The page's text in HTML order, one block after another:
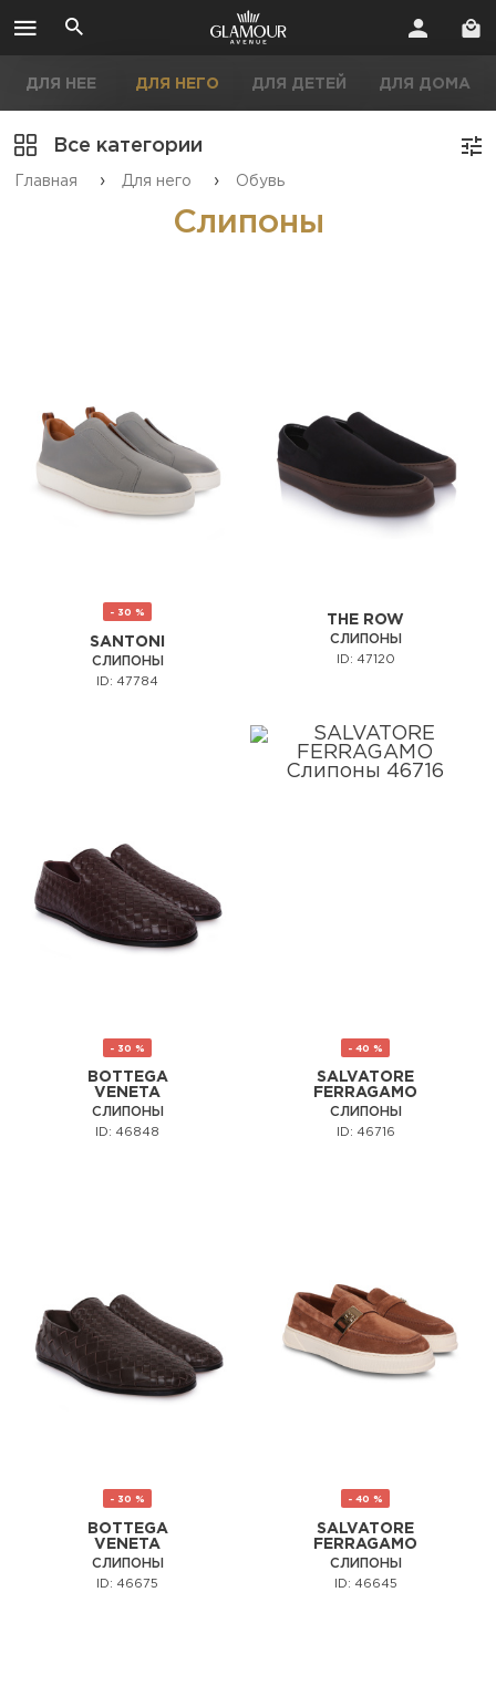
ДЛЯ НЕЕ ДЛЯ НЕГО ДЛЯ ДЕТЕЙ ДЛЯ ДОМА
Все категории
Главная › Для него › Обувь
Слипоны
- 30 %
SANTONI
СЛИПОНЫ
ID: 47784
THE ROW
СЛИПОНЫ
ID: 47120
- 30 %
BOTTEGA
VENETA
СЛИПОНЫ
ID: 46848
- 40 %
SALVATORE
FERRAGAMO
СЛИПОНЫ
ID: 46716
- 30 %
BOTTEGA
VENETA
СЛИПОНЫ
ID: 46675
- 40 %
SALVATORE
FERRAGAMO
СЛИПОНЫ
ID: 46645